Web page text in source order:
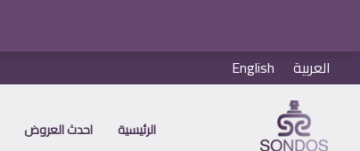
تخطي
إلى
العربية English
الرئيسية احدث العروض